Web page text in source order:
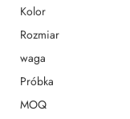
Kolor
Rozmiar
waga
Próbka
MOQ